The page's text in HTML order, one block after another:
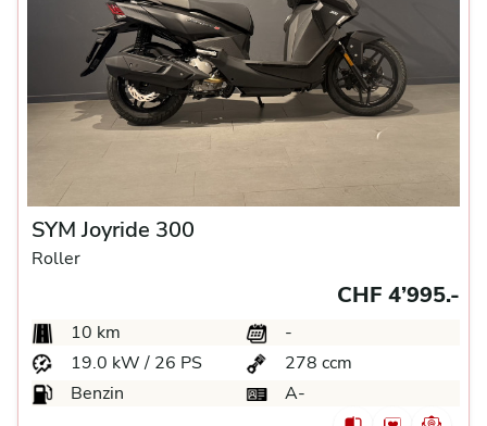
SYM Joyride 300
Roller
CHF 4’995.-
10 km
-
19.0 kW / 26 PS
278 ccm
Benzin
A-